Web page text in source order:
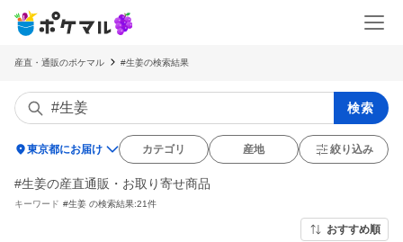
産直・通販のポケマル #生姜の検索結果
検索
location_on東京都にお届け カテゴリ 産地 絞り込み
#生姜の産直通販・お取り寄せ商品
キーワード #生姜 の検索結果:21件
おすすめ順